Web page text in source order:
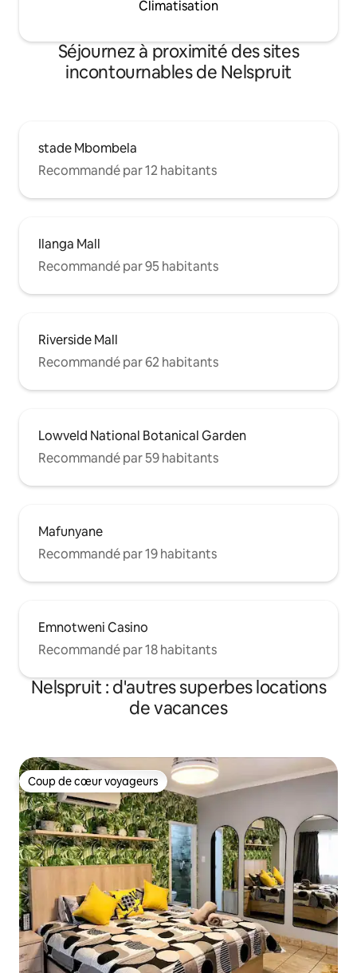
Climatisation
Séjournez à proximité des sites
incontournables de Nelspruit
stade Mbombela
Recommandé par 12 habitants
Ilanga Mall
Recommandé par 95 habitants
Riverside Mall
Recommandé par 62 habitants
Lowveld National Botanical Garden
Recommandé par 59 habitants
Mafunyane
Recommandé par 19 habitants
Emnotweni Casino
Recommandé par 18 habitants
Nelspruit : d'autres superbes locations
de vacances
Coup de cœur voyageurs
Coup de cœur voyageurs